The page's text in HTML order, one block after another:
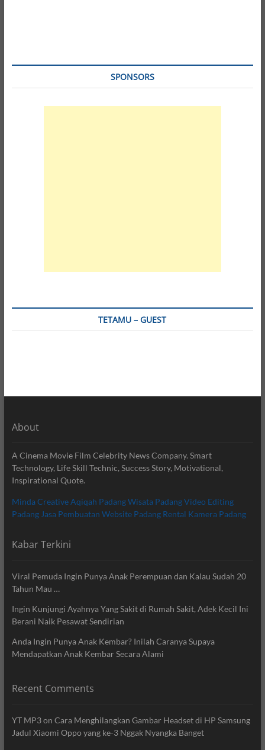
SPONSORS
TETAMU – GUEST
About
A Cinema Movie Film Celebrity News Company. Smart
Technology, Life Skill Technic, Success Story, Motivational,
Inspirational Quote.
Minda CreativeAqiqah PadangWisata PadangVideo Editing
Padang Jasa Pembuatan Website Padang Rental Kamera Padang
Kabar Terkini
Viral Pemuda Ingin Punya Anak Perempuan dan Kalau Sudah 20
Tahun Mau …
Ingin Kunjungi Ayahnya Yang Sakit di Rumah Sakit, Adek Kecil Ini
Berani Naik Pesawat Sendirian
Anda Ingin Punya Anak Kembar? Inilah Caranya Supaya
Mendapatkan Anak Kembar Secara Alami
Recent Comments
YT MP3on Cara Menghilangkan Gambar Headset di HP Samsung
Jadul Xiaomi Oppo yang ke-3 Nggak Nyangka Banget